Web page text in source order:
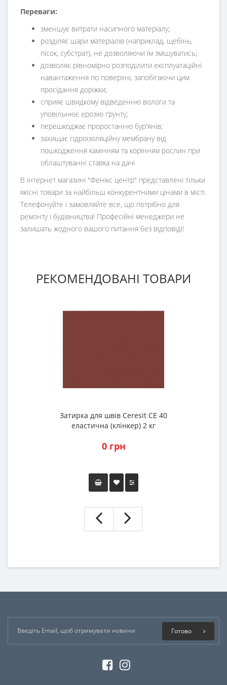
Переваги:
зменшує витрати насипного матеріалу;
розділяє шари матеріалів (наприклад, щебінь,
пісок, субстрат), не дозволяючи їм змішуватись;
дозволяє рівномірно розподілити експлуатаційні
навантаження по поверхні, запобігаючи цим
просідання доріжки;
сприяє швидкому відведенню вологи та
уповільнює ерозію ґрунту;
перешкоджає проростанню бур'янів;
захищає гідроізоляційну мембрану від
пошкодження камінням та корінням рослин при
облаштуванні ставка на дачі
В інтернет магазині "Фенікс центр" представлені тільки
якісні товари за найбільш конкурентними цінами в місті.
Телефонуйте і замовляйте все, що потрібно для
ремонту і будівництва! Професійні менеджери не
залишать жодного вашого питання без відповіді!
РЕКОМЕНДОВАНІ ТОВАРИ
Затирка для швів Ceresit CE 40
еластична (клінкер) 2 кг
0 грн
Готово